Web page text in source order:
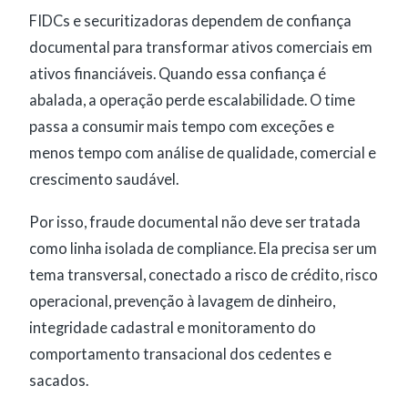
FIDCs e securitizadoras dependem de confiança
documental para transformar ativos comerciais em
ativos financiáveis. Quando essa confiança é
abalada, a operação perde escalabilidade. O time
passa a consumir mais tempo com exceções e
menos tempo com análise de qualidade, comercial e
crescimento saudável.
Por isso, fraude documental não deve ser tratada
como linha isolada de compliance. Ela precisa ser um
tema transversal, conectado a risco de crédito, risco
operacional, prevenção à lavagem de dinheiro,
integridade cadastral e monitoramento do
comportamento transacional dos cedentes e
sacados.